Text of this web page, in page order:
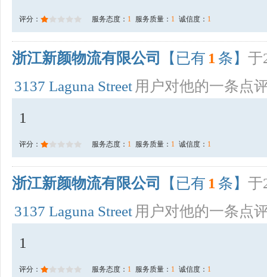
评分： 服务态度： 1 服务质量： 1 诚信度： 1
浙江新颜物流有限公司 【已有 1 条】 于
3137 Laguna Street 用户对他的一条点
1
评分： 服务态度： 1 服务质量： 1 诚信度： 1
浙江新颜物流有限公司 【已有 1 条】 于
3137 Laguna Street 用户对他的一条点
1
评分： 服务态度： 1 服务质量： 1 诚信度： 1